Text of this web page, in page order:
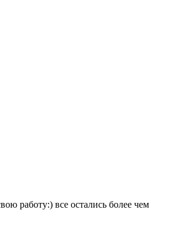
работу:) все остались более чем